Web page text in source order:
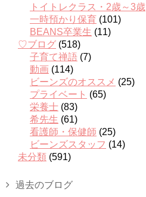
トイトレクラス・2歳～3歳
一時預かり保育 (101)
BEANS卒業生 (11)
♡ブログ (518)
子育て禅語 (7)
動画 (114)
ビーンズのオススメ (25)
プライベート (65)
栄養士 (83)
希先生 (61)
看護師・保健師 (25)
ビーンズスタッフ (14)
未分類 (591)
過去のブログ